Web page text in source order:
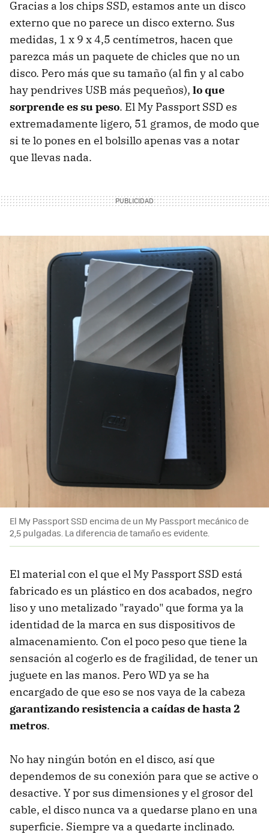
Gracias a los chips SSD, estamos ante un disco
externo que no parece un disco externo. Sus
medidas, 1 x 9 x 4,5 centímetros, hacen que
parezca más un paquete de chicles que no un
disco. Pero más que su tamaño (al fin y al cabo
hay pendrives USB más pequeños), lo que
sorprende es su peso. El My Passport SSD es
extremadamente ligero, 51 gramos, de modo que
si te lo pones en el bolsillo apenas vas a notar
que llevas nada.
El My Passport SSD encima de un My Passport mecánico de
2,5 pulgadas. La diferencia de tamaño es evidente.
El material con el que el My Passport SSD está
fabricado es un plástico en dos acabados, negro
liso y uno metalizado "rayado" que forma ya la
identidad de la marca en sus dispositivos de
almacenamiento. Con el poco peso que tiene la
sensación al cogerlo es de fragilidad, de tener un
juguete en las manos. Pero WD ya se ha
encargado de que eso se nos vaya de la cabeza
garantizando resistencia a caídas de hasta 2
metros.
No hay ningún botón en el disco, así que
dependemos de su conexión para que se active o
desactive. Y por sus dimensiones y el grosor del
cable, el disco nunca va a quedarse plano en una
superficie. Siempre va a quedarte inclinado.